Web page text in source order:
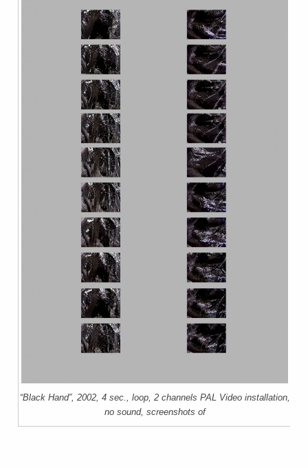
“Black Hand”, 2002, 4 sec., loop, 2 channels PAL Video installation,
no sound, screenshots of